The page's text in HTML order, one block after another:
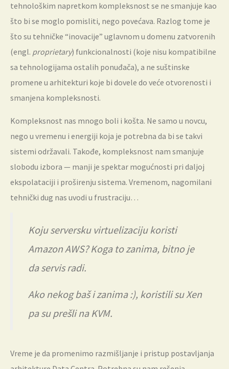
tehnološkim napretkom kompleksnost se ne smanjuje kao
što bi se moglo pomisliti, nego povećava. Razlog tome je
što su tehničke “inovacije” uglavnom u domenu zatvorenih
(engl. proprietary) funkcionalnosti (koje nisu kompatibilne
sa tehnologijama ostalih ponuđača), a ne suštinske
promene u arhitekturi koje bi dovele do veće otvorenosti i
smanjena kompleksnosti.
Kompleksnost nas mnogo boli i košta. Ne samo u novcu,
nego u vremenu i energiji koja je potrebna da bi se takvi
sistemi održavali. Takođe, kompleksnost nam smanjuje
slobodu izbora — manji je spektar mogućnosti pri daljoj
ekspolataciji i proširenju sistema. Vremenom, nagomilani
tehnički dug nas uvodi u frustraciju…
Koju serversku virtuelizaciju koristi
Amazon AWS? Koga to zanima, bitno je
da servis radi.
Ako nekog baš i zanima :), koristili su Xen
pa su prešli na KVM.
Vreme je da promenimo razmišljanje i pristup postavljanja